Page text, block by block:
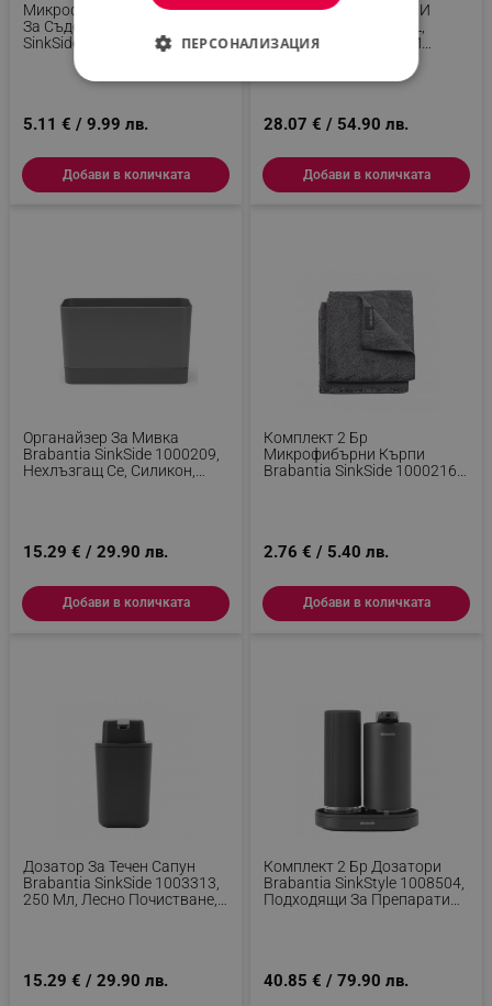
Микрофибърна Подложка
За Съдове Brabantia
SinkSide 1000215, 40x47 См,
Полиестер, Тъмносив
5.11 € / 9.99 лв.
Добави в количката
Подложка За Сушене И
Силиконова, Гладка И
Оребрена Повърхност, Без
28.07 € / 54.90 лв.
Добави в количката
Органайзер За Мивка
Brabantia SinkSide 1000209,
Нехлъзгащ Се, Силикон,
15.29 € / 29.90 лв.
Добави в количката
Комплект 2 Бр
Микрофибърни Кърпи
Brabantia SinkSide 1000216,
2.76 € / 5.40 лв.
Добави в количката
Дозатор За Течен Сапун
Brabantia SinkSide 1003313,
250 Мл, Лесно Почистване,
15.29 € / 29.90 лв.
Комплект 2 Бр Дозатори
Brabantia SinkStyle 1008504,
Подходящи За Препарати
40.85 € / 79.90 лв.
ПЕРСОНАЛИЗАЦИЯ
СТРОГО НЕОБХОДИМО
ЕФЕКТИВНОСТ
ТАРГЕТИРАНЕ
Ефективност
Функционалност
Строго необходимите бисквитки позволяват
основната функционалност на уебсайта, като
Домейн
click_code_ps
.alleop.bg
.alleop.bg
_nzm_id_92166-7699
_sgf_session_id .alleop.bg